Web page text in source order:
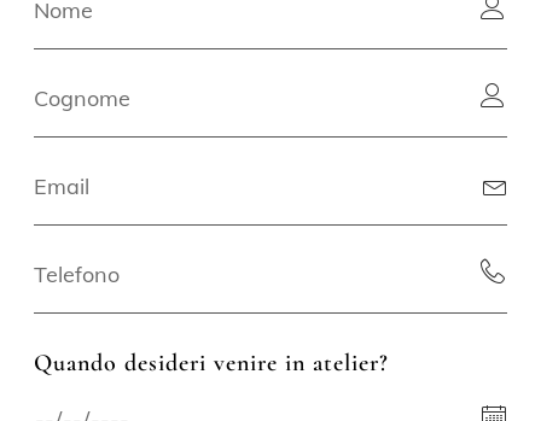
Quando desideri venire in atelier?